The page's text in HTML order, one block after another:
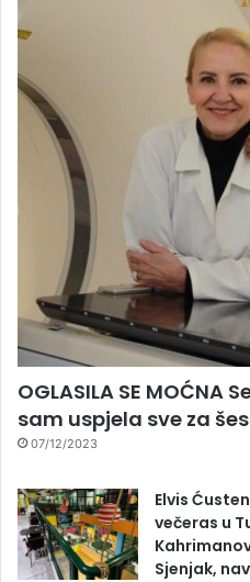
OGLASILA SE MOĆNA
sam uspjela sve za
07/12/2023
Elvis
večeras u
Sjenjak,